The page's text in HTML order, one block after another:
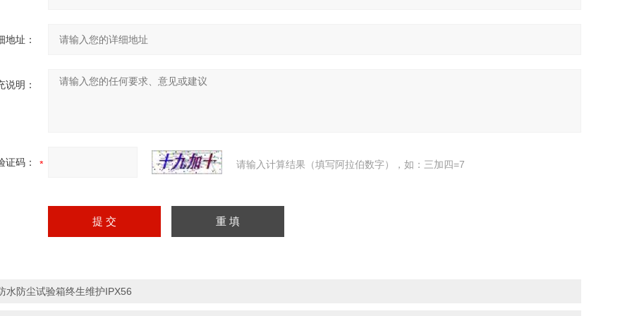
地址：
说明：
证码： 请输入计算结果（填写阿拉伯数字），如：三加四=7
水防尘试验箱终生维护IPX56